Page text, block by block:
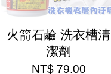
火箭石鹼 洗衣槽清
潔劑
NT$ 79.00